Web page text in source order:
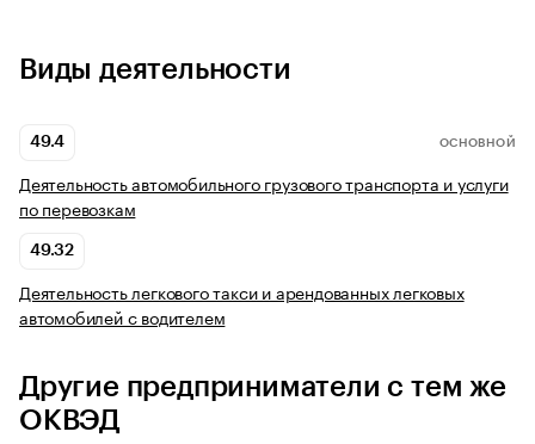
Виды деятельности
49.4 ОСНОВНОЙ
Деятельность автомобильного грузового транспорта и услуги
по перевозкам
49.32
Деятельность легкового такси и арендованных легковых
автомобилей с водителем
Другие предприниматели с тем же
ОКВЭД